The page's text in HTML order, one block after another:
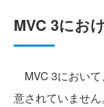
MVC 3にお
MVC 3において
意されていませ